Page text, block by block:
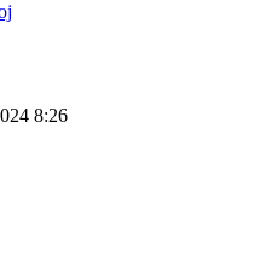
8:26